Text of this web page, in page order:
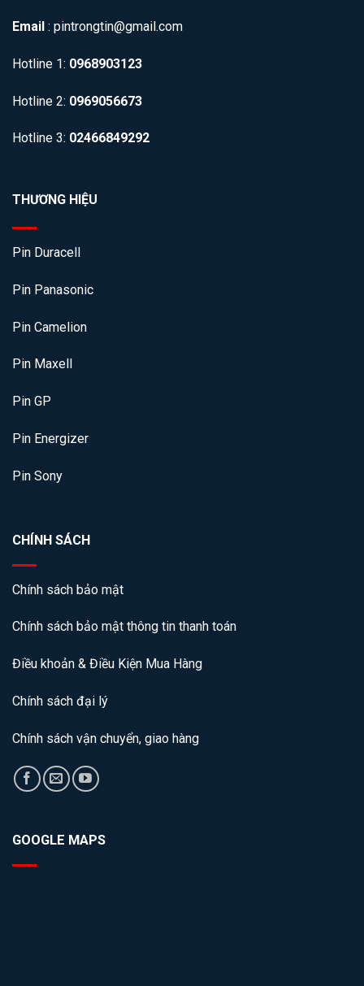
Email : pintrongtin@gmail.com
Hotline 1: 0968903123
Hotline 2: 0969056673
Hotline 3: 02466849292
THƯƠNG HIỆU
Pin Duracell
Pin Panasonic
Pin Camelion
Pin Maxell
Pin GP
Pin Energizer
Pin Sony
CHÍNH SÁCH
Chính sách bảo mật
Chính sách bảo mật thông tin thanh toán
Điều khoản & Điều Kiện Mua Hàng
Chính sách đại lý
Chính sách vận chuyển, giao hàng
GOOGLE MAPS